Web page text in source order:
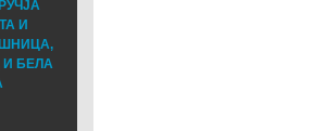
И
БЕЛА